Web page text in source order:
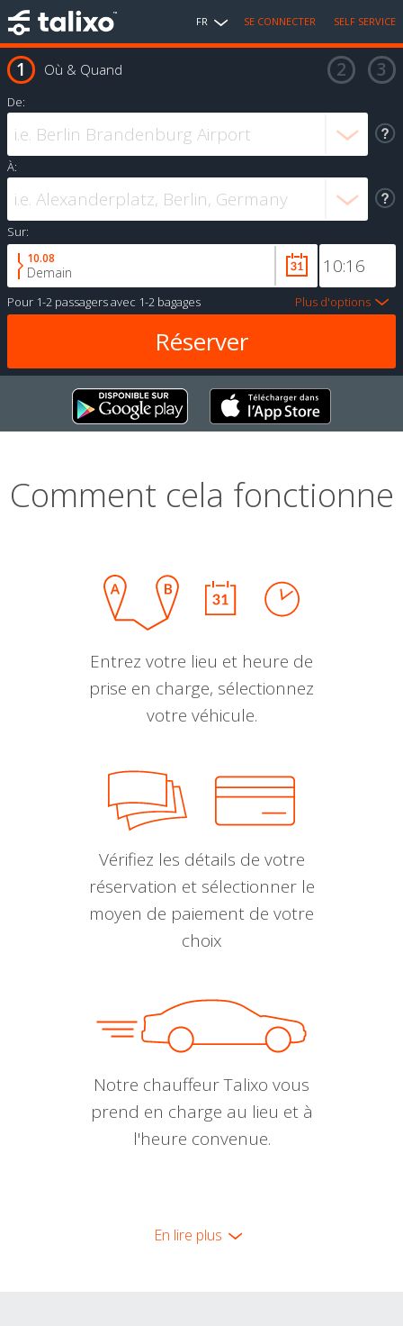
FR SE CONNECTER SELF SERVICE
Où & Quand
De:
À:
Sur:
10.08
Demain
Pour 1-2 passagersavec 1-2 bagages Plus d'options
Comment cela fonctionne
Entrez votre lieu et heure de
prise en charge, sélectionnez
votre véhicule.
Vérifiez les détails de votre
réservation et sélectionner le
moyen de paiement de votre
choix
Notre chauffeur Talixo vous
prend en charge au lieu et à
l'heure convenue.
En lire plus